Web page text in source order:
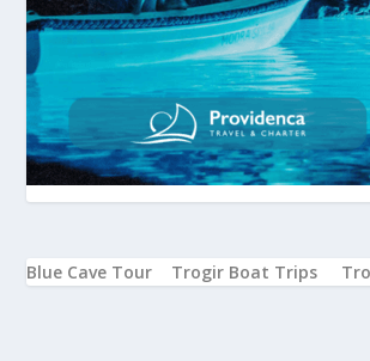
Blue Cave Tour Trogir Boat Trips